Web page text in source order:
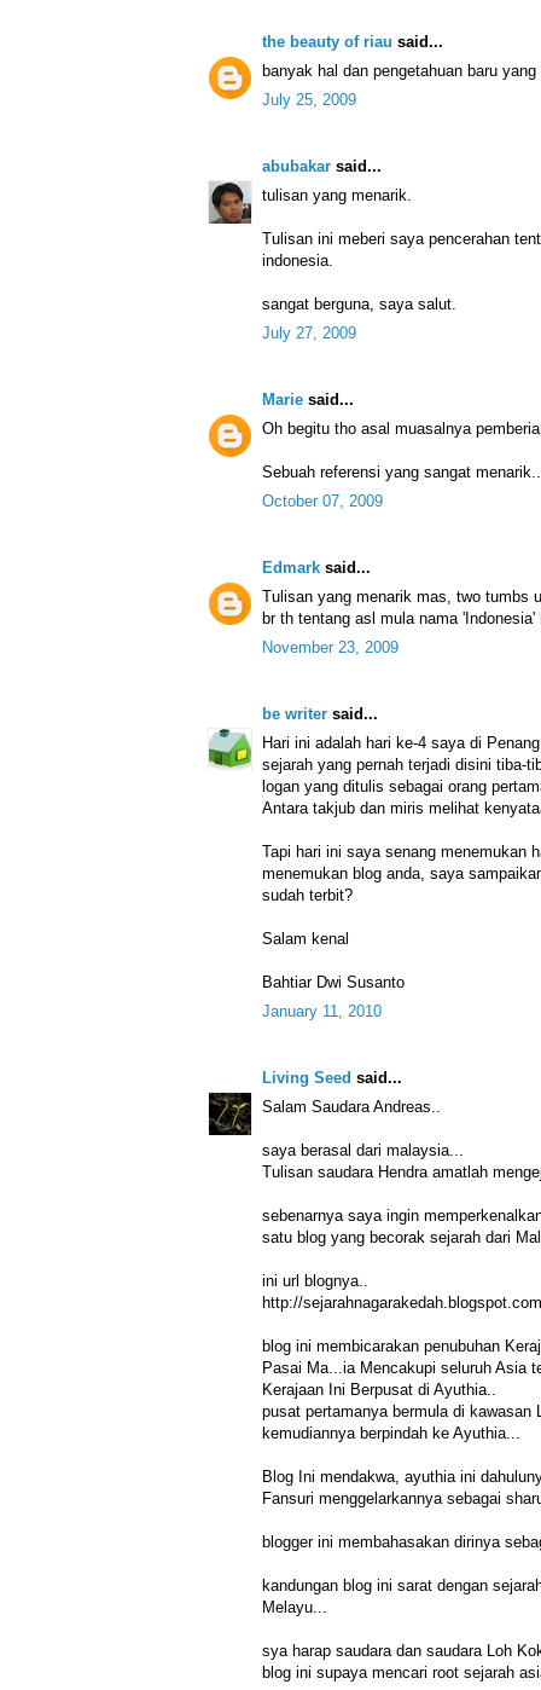
the beauty of riau said...
banyak hal dan pengetahuan baru
July 25, 2009
abubakar said...
tulisan yang menarik.
Tulisan ini meberi saya pencerahan
indonesia.
sangat berguna, saya salut.
July 27, 2009
Marie said...
Oh begitu tho asal muasalnya
Sebuah referensi yang sangat
October 07, 2009
Edmark said...
Tulisan yang menarik mas, two tumbs
br th tentang asl mula nama 'Indonesia'
November 23, 2009
be writer said...
Hari ini adalah hari ke-4 saya di
sejarah yang pernah terjadi disini tiba-
logan yang ditulis sebagai orang
Antara takjub dan miris melihat
Tapi hari ini saya senang menemukan
menemukan blog anda, saya
sudah terbit?
Salam kenal
Bahtiar Dwi Susanto
January 11, 2010
Living Seed said...
Salam Saudara Andreas..
saya berasal dari malaysia...
Tulisan saudara Hendra amatlah
sebenarnya saya ingin
satu blog yang becorak sejarah dari
ini url blognya..
http://
blog ini membicarakan penubuhan
Pasai Ma...ia Mencakupi seluruh Asia
Kerajaan Ini Berpusat di Ayuthia..
pusat pertamanya bermula di kawasan
kemudiannya berpindah ke Ayuthia...
Blog Ini mendakwa, ayuthia ini
Fansuri menggelarkannya sebagai
blogger ini membahasakan dirinya
kandungan blog ini sarat dengan
Melayu...
sya harap saudara dan saudara Loh
blog ini supaya mencari root sejarah